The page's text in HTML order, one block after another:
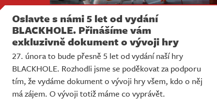
Oslavte s námi 5 let od vydání
BLACKHOLE. Přinášíme vám
exkluzivně dokument o vývoji hry
27. února to bude přesně 5 let od vydání naší hry
BLACKHOLE. Rozhodli jsme se poděkovat za podporu
tím, že vydáme dokument o vývoji hry všem, kdo o něj
má zájem. O vývoji totiž máme co vyprávět.